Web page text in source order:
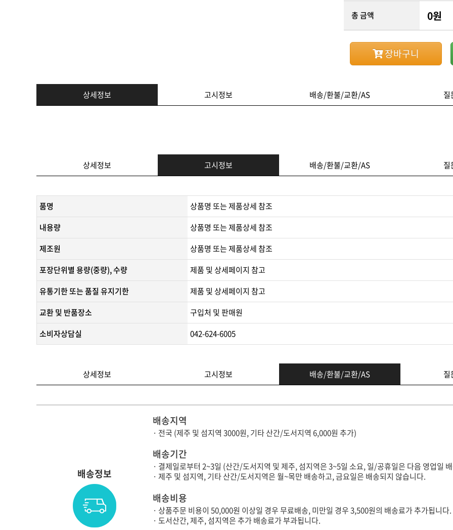
총 금액 0원
장바구니
상세정보 고시정보 배송/환불/교환/AS 질
상세정보 고시정보 배송/환불/교환/AS 질
품명
상품명 또는 제품상세 참조
내용량
상품명 또는 제품상세 참조
제조원
​상품명 또는 제품상세 참조​
포장단위별 용량(중량), 수량
제품 및 상세페이지 참고
유통기한 또는 품질 유지기한
​제품 및 상세페이지 참고​
교환 및 반품장소
구입처 및 판매원
소비자상담실
042-624-6005
상세정보 고시정보 배송/환불/교환/AS 질
배송정보
배송지역
· 전국 (제주 및 섬지역 3000원, 기타 산간/도서지역 6,000원 추가)
배송기간
· 결제일로부터 2~3일 (산간/도서지역 및 제주, 섬지역은 3~5일 소요, 일/공휴일은 다음 영업일
· 제주 및 섬지역, 기타 산간/도서지역은 월~목만 배송하고, 금요일은 배송되지 않습니다.
배송비용
· 상품주문 비용이 50,000원 이상일 경우 무료배송, 미만일 경우 3,500원의 배송료가 추가됩니다.
· 도서산간, 제주, 섬지역은 추가 배송료가 부과됩니다.